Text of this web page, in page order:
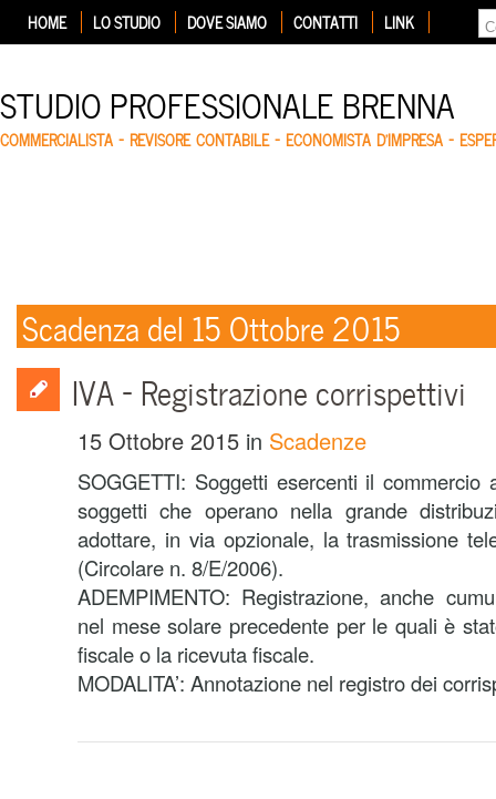
HOME LO STUDIO DOVE SIAMO CONTATTI LINK
STUDIO PROFESSIONALE BRENNA
COMMERCIALISTA – REVISORE CONTABILE – ECONOMISTA D'IMPRESA –
Scadenza del 15 Ottobre 2015
IVA – Registrazione corrispettivi
15 Ottobre 2015 in Scadenze
SOGGETTI: Soggetti esercenti il
soggetti che operano nella grande
adottare, in via opzionale, la trasmissione
(Circolare n. 8/E/2006).
ADEMPIMENTO: Registrazione, anche
nel mese solare precedente per le quali è
fiscale o la ricevuta fiscale.
MODALITA’: Annotazione nel registro dei